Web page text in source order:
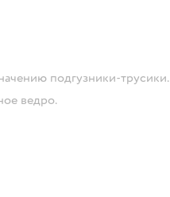
подгузники-трусики.
ведро.